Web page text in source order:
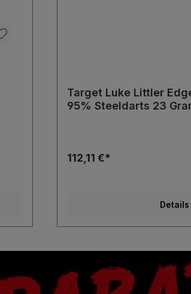
Target Luke Littler
95% Steeldarts 23
112,11 €*
Details